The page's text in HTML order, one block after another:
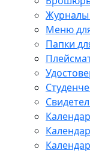
Журналы
Меню
Папки